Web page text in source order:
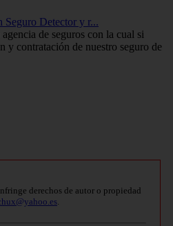
Seguro Detector y r...
de seguros con la cual si
y contratación de nuestro seguro de
derechos de autor o propiedad